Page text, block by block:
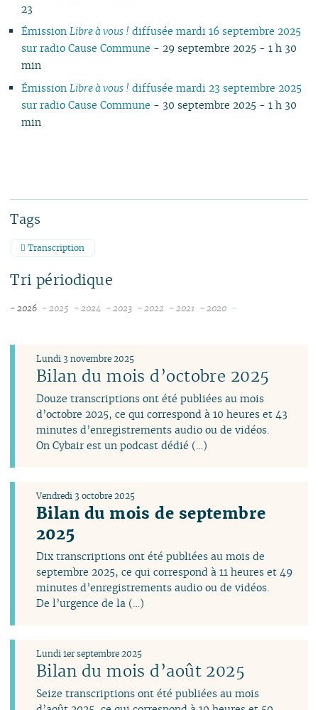
23
ÉmissionLibre à vous ! diffusée mardi 16 septembre 2025
sur radio Cause Commune - 29 septembre 2025 - 1 h 30
min
Émission Libre à vous ! diffusée mardi 23 septembre 2025
sur radio Cause Commune - 30 septembre 2025 - 1 h 30
min
Tags
Transcription
Tri périodique
- 2026
juin
mai
mars
février
janvier
- 2025
octobre
septembre
juillet
juin
mai
février
janvier
- 2024
octobre
septembre
juillet
juin
mai
février
janvier
- 2023
septembre
juillet
juin
avril
- 2022
septembre
juillet
juin
mai
janvier
- 2021
août
juin
avril
mars
- 2020 -
Bilan du mois d’octobre 2025
Lundi 3 novembre 2025
Douze transcriptions ont été publiées au mois
d’octobre 2025, ce qui correspond à 10 heures et 43
minutes d’enregistrements audio ou de vidéos.
On Cybair est un podcast dédié (…)
Bilan du mois de septembre
2025
Vendredi 3 octobre 2025
Dix transcriptions ont été publiées au mois de
septembre 2025, ce qui correspond à 11 heures et 49
minutes d’enregistrements audio ou de vidéos.
De l’urgence de la (…)
Bilan du mois d’août 2025
Lundi 1er septembre 2025
Seize transcriptions ont été publiées au mois